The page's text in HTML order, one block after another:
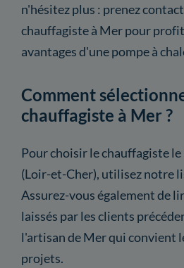
n'hésitez plus : prenez
chauffagiste à Mer pour
avantages d'une pompe à
Comment
chauffagiste à Mer ?
Pour choisir le chauffagiste
(Loir-et-Cher), utilisez notre
Assurez-vous également de
laissés par les clients
l'artisan de Mer qui convient
projets.